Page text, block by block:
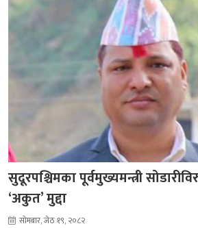
सुदूरपश्चिमका पूर्वमुख्यमन्त्री
‘अकुत’ मुद्दा
सोमबार, जेठ १९, २०८२